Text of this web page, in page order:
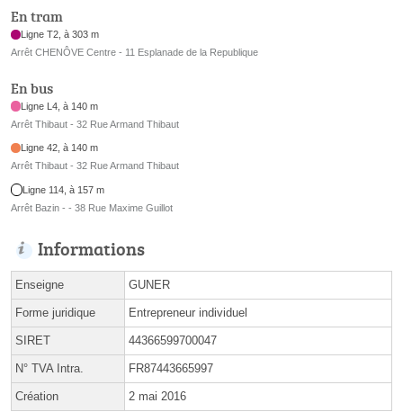
En tram
Ligne T2, à 303 m
Arrêt CHENÔVE Centre - 11 Esplanade de la Republique
En bus
Ligne L4, à 140 m
Arrêt Thibaut - 32 Rue Armand Thibaut
Ligne 42, à 140 m
Arrêt Thibaut - 32 Rue Armand Thibaut
Ligne 114, à 157 m
Arrêt Bazin - - 38 Rue Maxime Guillot
Informations
Enseigne GUNER
Forme juridique Entrepreneur individuel
SIRET 44366599700047
N° TVA Intra. FR87443665997
Création 2 mai 2016